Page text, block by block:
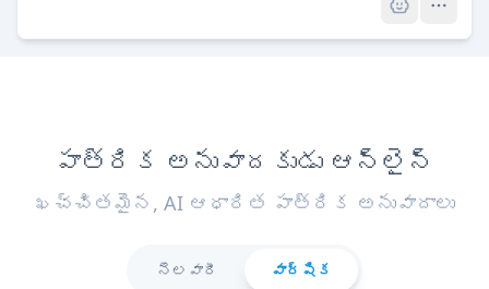
పాత్రిక అనువాదకుడు ఆన్‌లైన్
ఖచ్చితమైన, AI ఆధారిత పాత్రిక అనువాదాలు
నెలవారీ వార్షిక